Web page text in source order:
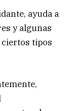
ayuda a
y algunas
tipos